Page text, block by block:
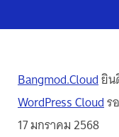
Bangmod.Cloudยิน
WordPress Cloudร
17 มกราคม 2568